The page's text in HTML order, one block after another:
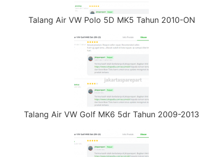
Talang Air VW Polo 5D MK5 Tahun 2010-ON
Talang Air VW Golf MK6 5dr Tahun 2009-2013